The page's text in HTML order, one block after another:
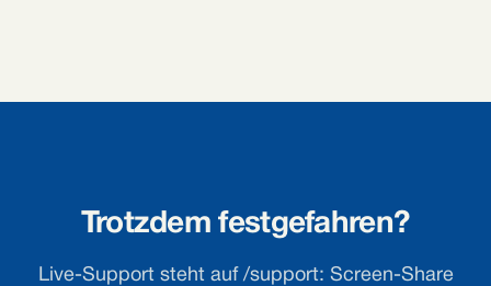
Trotzdem festgefahren?
Live-Support steht auf /support: Screen-Share